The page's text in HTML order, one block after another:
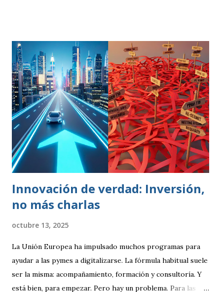
transmitiendo la idea de que algo es mejor. Desde un punto
de vista técnico, Calidad representa una forma de hacer las
cosas preocupándose siempre por satisfacer al cliente y
por mejorar día a día procesos y resultados. El enfoque de
gestión de la calidad se inicia en la década de los 50. En esa
época, se contemplaba un concepto de calidad centrado en
lograr que un producto cumpliese las especificaciones
marcadas (peso, duración, resistencia, rapidez). Se
realizaban controles periódicos para evitar que product...
Innovación de verdad: Inversión,
no más charlas
octubre 13, 2025
La Unión Europea ha impulsado muchos programas para
ayudar a las pymes a digitalizarse. La fórmula habitual suele
ser la misma: acompañamiento, formación y consultoría. Y
está bien, para empezar. Pero hay un problema. Para las